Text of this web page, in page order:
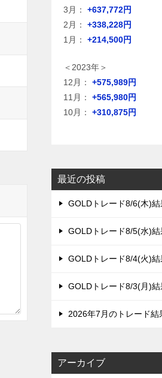
3月：
+637,772円
2月：
+338,228円
1月：
+214,500円
＜2023年＞
12月：
+575,989円
11月：
+565,980円
10月：
+310,875円
最近の投稿
GOLDトレード8/6(木)結
GOLDトレード8/5(水)結
GOLDトレード8/4(火)結
GOLDトレード8/3(月)結
2026年7月のトレード結
アーカイブ